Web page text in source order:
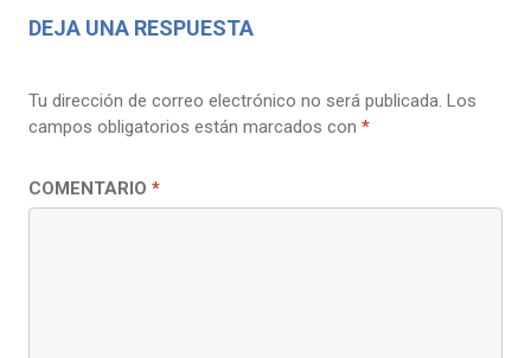
DEJA UNA RESPUESTA
Tu dirección de correo electrónico no será publicada. Los
campos obligatorios están marcados con *
COMENTARIO *